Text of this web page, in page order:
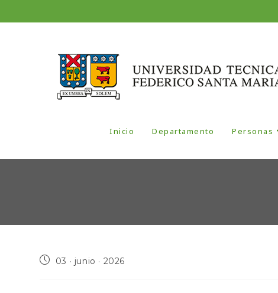
Inicio Departamento Personas
03 · junio · 2026